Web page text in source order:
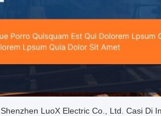
Shenzhen LuoX Electric Co., Ltd. Casi Di